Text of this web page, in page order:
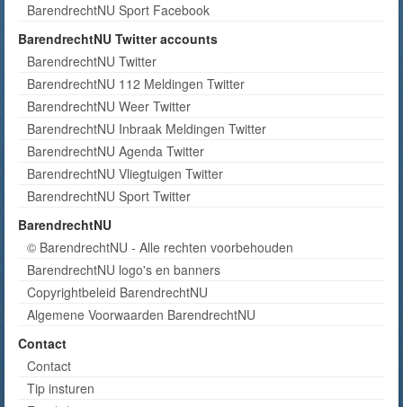
BarendrechtNU Sport Facebook
BarendrechtNU Twitter accounts
BarendrechtNU Twitter
BarendrechtNU 112 Meldingen Twitter
BarendrechtNU Weer Twitter
BarendrechtNU Inbraak Meldingen Twitter
BarendrechtNU Agenda Twitter
BarendrechtNU Vliegtuigen Twitter
BarendrechtNU Sport Twitter
BarendrechtNU
© BarendrechtNU - Alle rechten voorbehouden
BarendrechtNU logo's en banners
Copyrightbeleid BarendrechtNU
Algemene Voorwaarden BarendrechtNU
Contact
Contact
Tip insturen